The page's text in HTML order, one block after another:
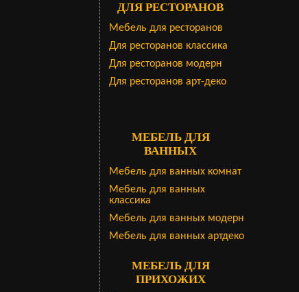
ДЛЯ РЕСТОРАНОВ
Мебель для ресторанов
Для ресторанов классика
Для ресторанов модерн
Для ресторанов арт-деко
МЕБЕЛЬ ДЛЯ
ВАННЫХ
Мебель для ванных комнат
Мебель для ванных
классика
Мебель для ванных модерн
Мебель для ванных артдеко
МЕБЕЛЬ ДЛЯ
ПРИХОЖИХ